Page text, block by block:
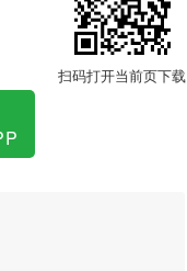
扫码打开当前页下载